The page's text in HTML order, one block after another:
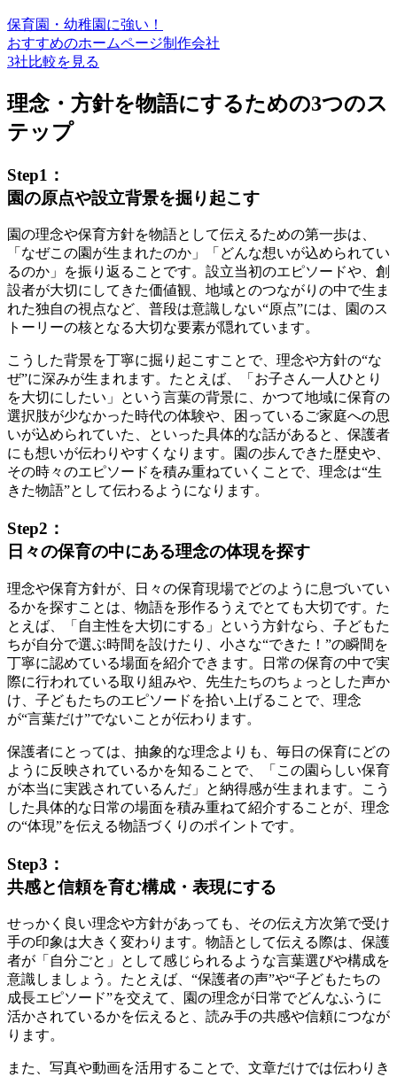
保育園・幼稚園に強い！
おすすめのホームページ制作会社
3社比較を見る
理念・方針を物語にするための3つのス
テップ
Step1：
園の原点や設立背景を掘り起こす
園の理念や保育方針を物語として伝えるための第一歩は、
「なぜこの園が生まれたのか」「どんな想いが込められてい
るのか」を振り返ることです。設立当初のエピソードや、創
設者が大切にしてきた価値観、地域とのつながりの中で生ま
れた独自の視点など、普段は意識しない“原点”には、園のス
トーリーの核となる大切な要素が隠れています。
こうした背景を丁寧に掘り起こすことで、理念や方針の“な
ぜ”に深みが生まれます。たとえば、「お子さん一人ひとり
を大切にしたい」という言葉の背景に、かつて地域に保育の
選択肢が少なかった時代の体験や、困っているご家庭への思
いが込められていた、といった具体的な話があると、保護者
にも想いが伝わりやすくなります。
園の歩んできた歴史や、
その時々のエピソードを積み重ねていくことで、理念は“生
きた物語”として伝わるようになります。
Step2：
日々の保育の中にある理念の体現を探す
理念や保育方針が、日々の保育現場でどのように息づいてい
るかを探すことは、物語を形作るうえでとても大切です。た
とえば、「自主性を大切にする」という方針なら、子どもた
ちが自分で選ぶ時間を設けたり、小さな“できた！”の瞬間を
丁寧に認めている場面を紹介できます。日常の保育の中で実
際に行われている取り組みや、先生たちのちょっとした声か
け、子どもたちのエピソードを拾い上げることで、理念
が“言葉だけ”でないことが伝わります。
保護者にとっては、抽象的な理念よりも、毎日の保育にどの
ように反映されているかを知ることで、「この園らしい保育
が本当に実践されているんだ」と納得感が生まれます。こう
した具体的な日常の場面を積み重ねて紹介することが、 理念
の“体現”を伝える物語づくりのポイントです。
Step3：
共感と信頼を育む構成・表現にする
せっかく良い理念や方針があっても、その伝え方次第で受け
手の印象は大きく変わります。物語として伝える際は、保護
者が「自分ごと」として感じられるような言葉選びや構成を
意識しましょう。たとえば、“保護者の声”や“子どもたちの
成長エピソード”を交えて、園の理念が日常でどんなふうに
活かされているかを伝えると、読み手の共感や信頼につなが
ります。
また、写真や動画を活用することで、文章だけでは伝わりき